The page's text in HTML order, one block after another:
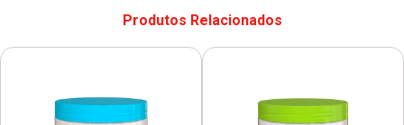
Produtos Relacionados